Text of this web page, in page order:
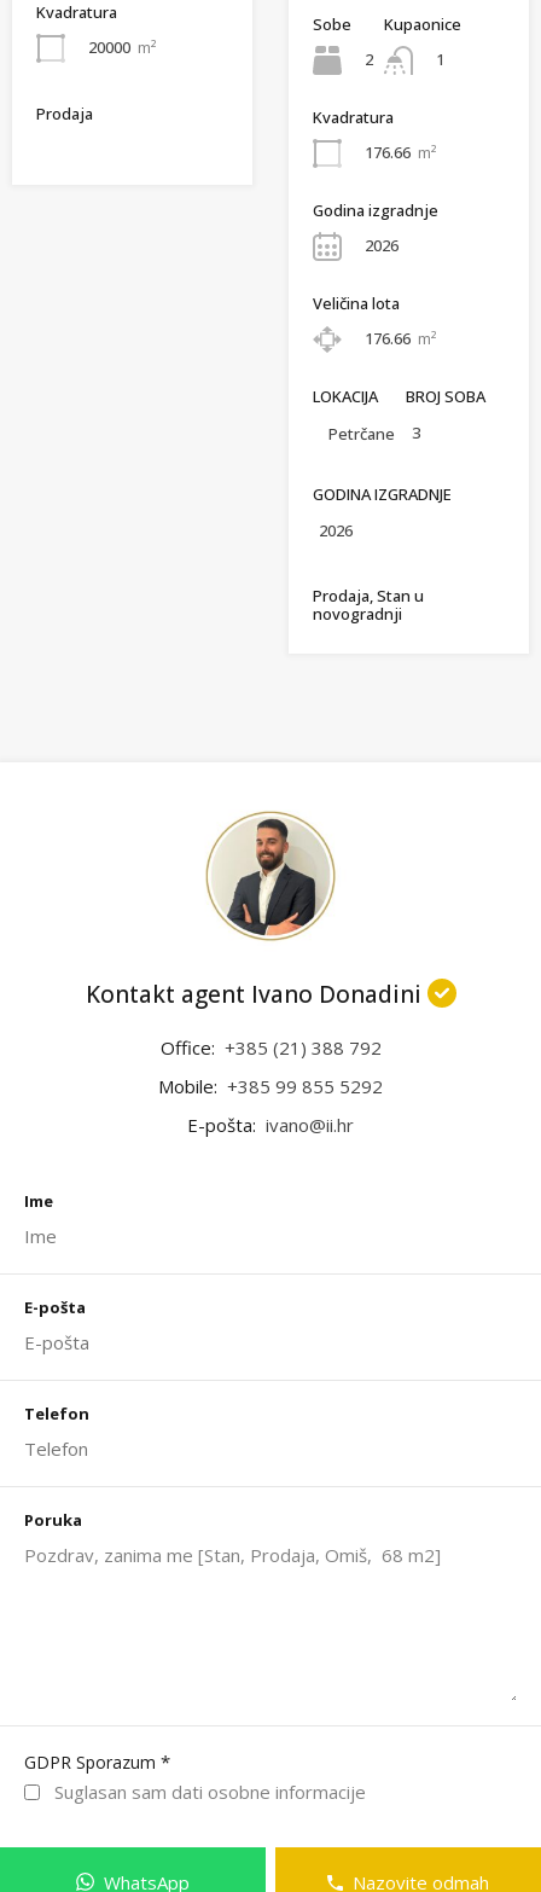
Kvadratura
20000 m²
Prodaja
Sobe
2
Kupaonice
1
Kvadratura
176.66 m²
Godina izgradnje
2026
Veličina lota
176.66 m²
LOKACIJA
Petrčane
BROJ SOBA
3
GODINA IZGRADNJE
2026
Prodaja, Stan u
novogradnji
Kontakt agent Ivano Donadini
Office: +385 (21) 388 792
Mobile: +385 99 855 5292
E-pošta: ivano@ii.hr
Ime
E-pošta
Telefon
Poruka
GDPR Sporazum *
Suglasan sam dati osobne informacije
WhatsApp Nazovite odmah